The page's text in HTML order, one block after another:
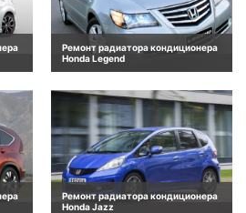
Ремонт радиатора кондиционера
Honda Legend
Ремонт радиатора кондиционера
Honda Jazz